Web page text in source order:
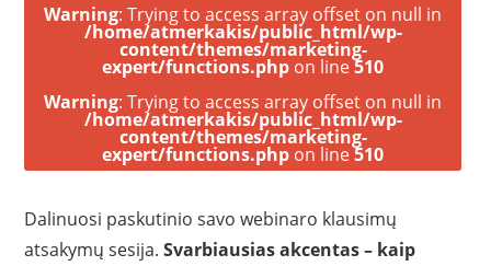
Warning: Trying to access array offset on null in
/home/atmerkakis/public_html/wp-
content/themes/marketing-
expert/functions.php on line510
Warning: Trying to access array offset on null in
/home/atmerkakis/public_html/wp-
content/themes/marketing-
expert/functions.php on line510
Dalinuosi paskutinio savo webinaro klausimų
atsakymų sesija. Svarbiausias akcentas – kaip